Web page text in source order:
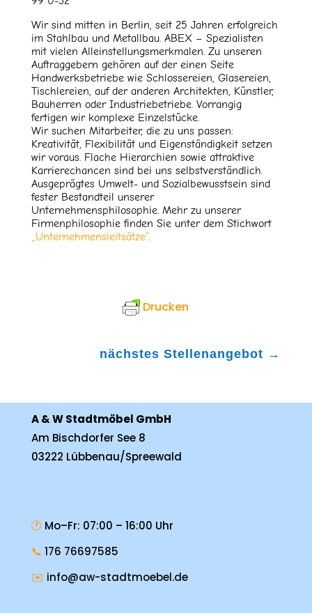
Wir sind mitten in Berlin, seit 25 Jahren erfolgreich
im Stahlbau und Metallbau. ABEX – Spezialisten
mit vielen Alleinstellungsmerkmalen. Zu unseren
Auftraggebern gehören auf der einen Seite
Handwerksbetriebe wie Schlossereien, Glasereien,
Tischlereien, auf der anderen Architekten, Künstler,
Bauherren oder Industriebetriebe. Vorrangig
fertigen wir komplexe Einzelstücke.
Wir suchen Mitarbeiter, die zu uns passen:
Kreativität, Flexibilität und Eigenständigkeit setzen
wir voraus. Flache Hierarchien sowie attraktive
Karrierechancen sind bei uns selbstverständlich.
Ausgeprägtes Umwelt- und Sozialbewusstsein sind
fester Bestandteil unserer
Unternehmensphilosophie. Mehr zu unserer
Firmenphilosophie finden Sie unter dem Stichwort
„Unternehmensleitsätze“.
Drucken
nächstes Stellenangebot →
A & W Stadtmöbel GmbH
Am Bischdorfer See 8
03222 Lübbenau/Spreewald
🕐 Mo–Fr: 07:00 – 16:00 Uhr
📞 176 76697585
✉️ info@aw-stadtmoebel.de